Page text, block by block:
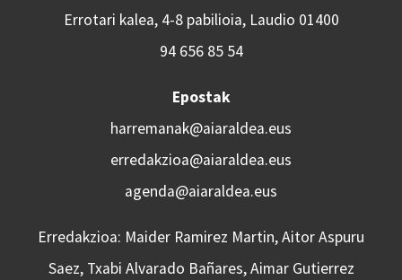
Errotari kalea, 4-8 pabilioia, Laudio 01400
94 656 85 54
Epostak
harremanak@aiaraldea.eus
erredakzioa@aiaraldea.eus
agenda@aiaraldea.eus
Erredakzioa: Maider Ramirez Martin, Aitor Aspuru
Saez, Txabi Alvarado Bañares, Aimar Gutierrez